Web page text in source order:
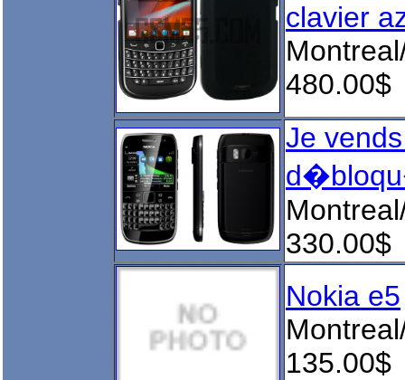
clavier
480.00$
Je
330.00$
Nokia e5
135.00$